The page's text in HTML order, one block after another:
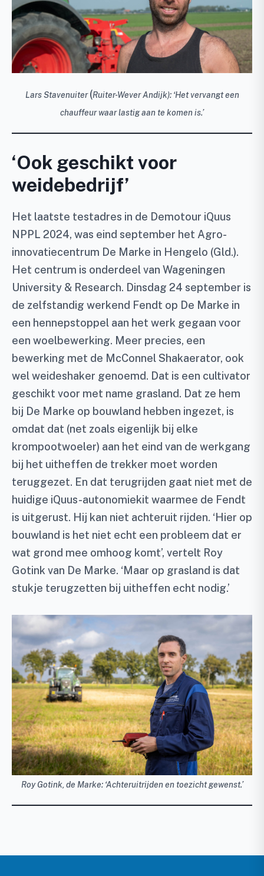
Lars Stavenuiter(Ruiter-Wever Andijk): ‘Het vervangt een
chauffeur waar lastig aan te komen is.’
‘Ook geschikt voor
weidebedrijf’
Het laatste testadres in de Demotour iQuus
NPPL 2024, was eind september het Agro-
innovatiecentrum De Marke in Hengelo (Gld.).
Het centrum is onderdeel van Wageningen
University & Research. Dinsdag 24 september is
de zelfstandig werkend Fendt op De Marke in
een hennepstoppel aan het werk gegaan voor
een woelbewerking. Meer precies, een
bewerking met de McConnel Shakaerator, ook
wel weideshaker genoemd. Dat is een cultivator
geschikt voor met name grasland. Dat ze hem
bij De Marke op bouwland hebben ingezet, is
omdat dat (net zoals eigenlijk bij elke
krompootwoeler) aan het eind van de werkgang
bij het uitheffen de trekker moet worden
teruggezet. En dat terugrijden gaat niet met de
huidige iQuus-autonomiekit waarmee de Fendt
is uitgerust. Hij kan niet achteruit rijden. ‘Hier op
bouwland is het niet echt een probleem dat er
wat grond mee omhoog komt’, vertelt Roy
Gotink van De Marke. ‘Maar op grasland is dat
stukje terugzetten bij uitheffen echt nodig.’
Roy Gotink, de Marke: ‘Achteruitrijden en toezicht gewenst.’